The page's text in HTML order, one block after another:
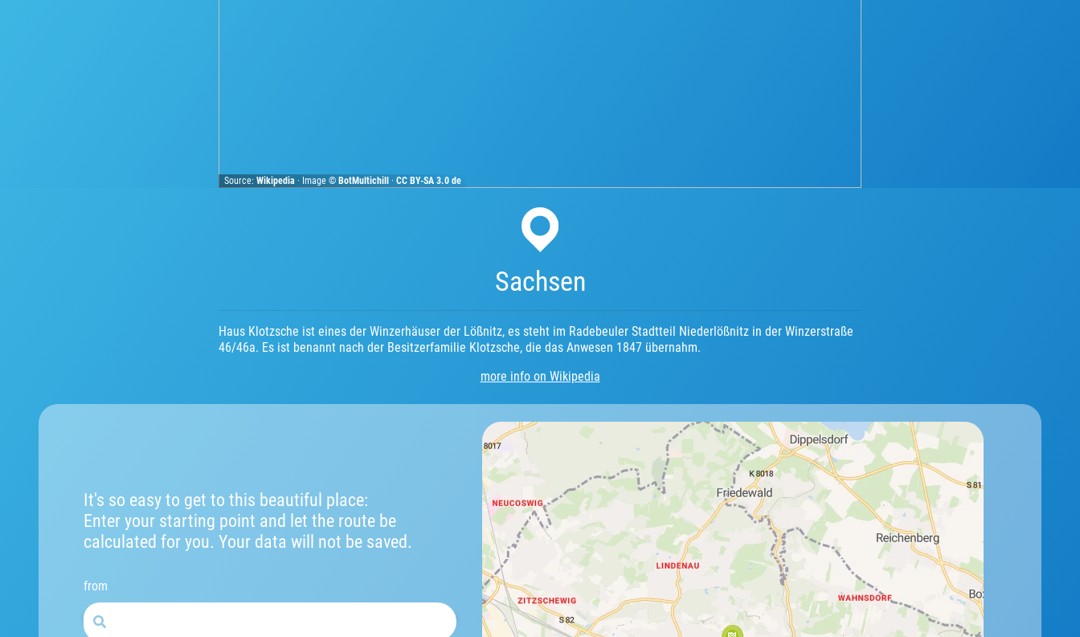
Source:Wikipedia · Image ©BotMultichill ·CC BY-SA 3.0 de
Sachsen
Haus Klotzsche ist eines der Winzerhäuser der Lößnitz, es steht im Radebeuler Stadtteil Niederlößnitz in der Winzerstraße
46/46a. Es ist benannt nach der Besitzerfamilie Klotzsche, die das Anwesen 1847 übernahm.
more info on Wikipedia
It's so easy to get to this beautiful place:
Enter your starting point and let the route be
calculated for you. Your data will not be saved.
from